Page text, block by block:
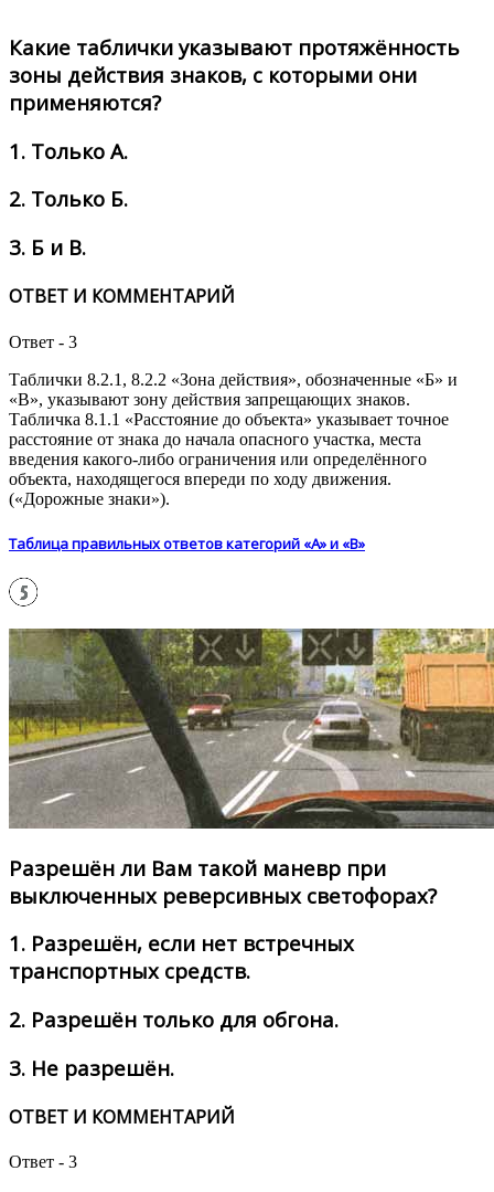
Какие таблички указывают протяжённость
зоны действия знаков, с которыми они
применяются?
1. Только А.
2. Только Б.
3. Б и В.
ОТВЕТ И КОММЕНТАРИЙ
Ответ - 3
Таблички 8.2.1, 8.2.2 «Зона действия», обозначенные «Б» и
«В», указывают зону действия запрещающих знаков.
Табличка 8.1.1 «Расстояние до объекта» указывает точное
расстояние от знака до начала опасного участка, места
введения какого-либо ограничения или определённого
объекта, находящегося впереди по ходу движения.
(«Дорожные знаки»).
Таблица правильных ответов категорий «А» и «В»
Разрешён ли Вам такой маневр при
выключенных реверсивных светофорах?
1. Разрешён, если нет встречных
транспортных средств.
2. Разрешён только для обгона.
3. Не разрешён.
ОТВЕТ И КОММЕНТАРИЙ
Ответ - 3